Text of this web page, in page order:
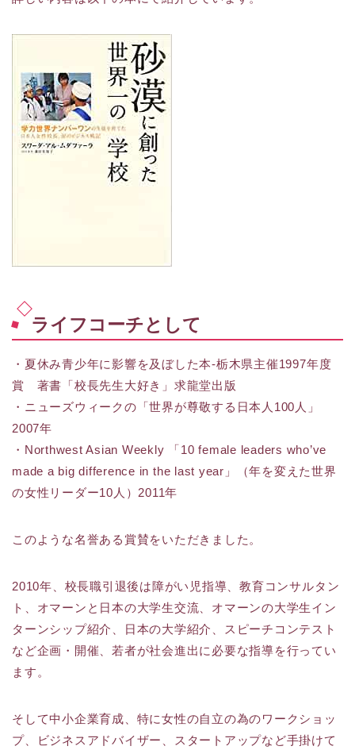
ライフコーチとして
・夏休み青少年に影響を及ぼした本-栃木県主催1997年度
賞 著書「校長先生大好き」求龍堂出版
・ニューズウィークの「世界が尊敬する日本人100人」
2007年
・Northwest Asian Weekly 「10 female leaders who’ve
made a big difference in the last year」（年を変えた世界
の女性リーダー10人）2011年
このような名誉ある賞賛をいただきました。
2010年、校長職引退後は障がい児指導、教育コンサルタン
ト、オマーンと日本の大学生交流、オマーンの大学生イン
ターンシップ紹介、日本の大学紹介、スピーチコンテスト
など企画・開催、若者が社会進出に必要な指導を行ってい
ます。
そして中小企業育成、特に女性の自立の為のワークショッ
プ、ビジネスアドバイザー、スタートアップなど手掛けて